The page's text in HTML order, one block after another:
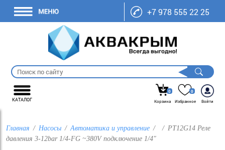
+7 978 555 22 25
КАТАЛОГ
0
Корзина
0
Избранное
Войти
Главная Насосы Автоматика и управление
PT12G14 Реле
давления 3-12bar 1/4-FG ~380V подключение 1/4"